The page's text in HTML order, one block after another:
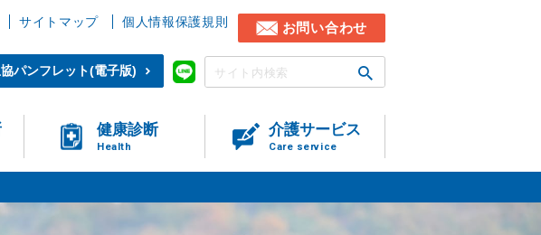
サイトマップ 個人情報保護規則 お問い合わせ
パンフレット(電子版)
健康診断
Health
介護サービス
Care service